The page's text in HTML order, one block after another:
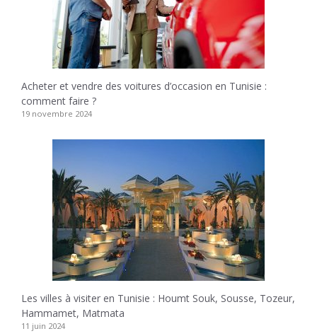
Acheter et vendre des voitures d’occasion en Tunisie :
comment faire ?
19 novembre 2024
Les villes à visiter en Tunisie : Houmt Souk, Sousse, Tozeur,
Hammamet, Matmata
11 juin 2024